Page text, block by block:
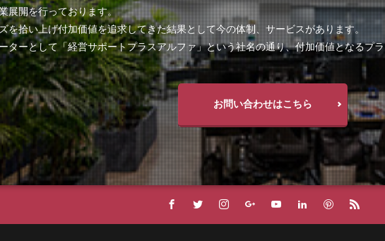
展開を行っております。
を拾い上げ付加価値を追求してきた結果として今の体制、サービスがあります。
ターとして「経営サポートプラスアルファ」という社名の通り、付加価値となるプ
お問い合わせはこちら